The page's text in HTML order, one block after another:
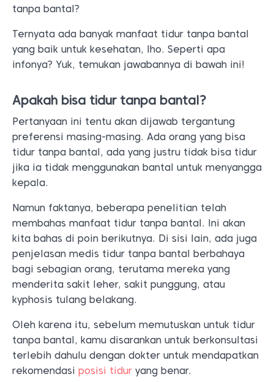
tanpa bantal?
Ternyata ada banyak manfaat tidur tanpa bantal
yang baik untuk kesehatan, lho. Seperti apa
infonya? Yuk, temukan jawabannya di bawah ini!
Apakah bisa tidur tanpa bantal?
Pertanyaan ini tentu akan dijawab tergantung
preferensi masing-masing. Ada orang yang bisa
tidur tanpa bantal, ada yang justru tidak bisa tidur
jika ia tidak menggunakan bantal untuk menyangga
kepala.
Namun faktanya, beberapa penelitian telah
membahas manfaat tidur tanpa bantal. Ini akan
kita bahas di poin berikutnya. Di sisi lain, ada juga
penjelasan medis tidur tanpa bantal berbahaya
bagi sebagian orang, terutama mereka yang
menderita sakit leher, sakit punggung, atau
kyphosis tulang belakang.
Oleh karena itu, sebelum memutuskan untuk tidur
tanpa bantal, kamu disarankan untuk berkonsultasi
terlebih dahulu dengan dokter untuk mendapatkan
rekomendasi posisi tidur yang benar.